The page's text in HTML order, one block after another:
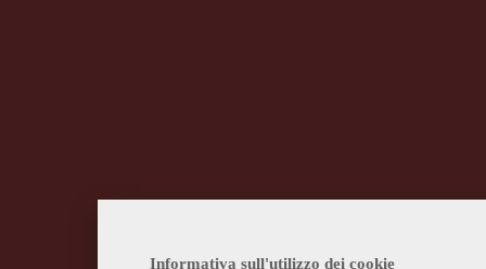
Informativa sull'utilizzo dei cookie